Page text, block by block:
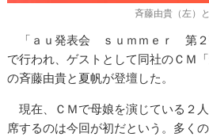
斉藤由貴（左）
「ａｕ発表会 ｓｕｍｍｅｒ 第２
で行われ、ゲストとして同社のＣＭ
の斉藤由貴と夏帆が登壇した。
現在、ＣＭで母娘を演じている２
席するのは今回が初だという。多く